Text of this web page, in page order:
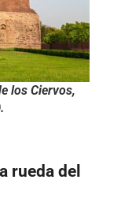
los Ciervos,
rueda del